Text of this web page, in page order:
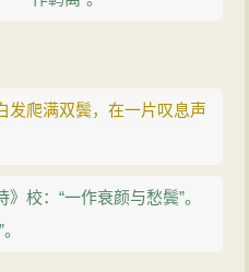
发爬满双鬓，在一片叹息声
校：“一作衰颜与愁鬓”。